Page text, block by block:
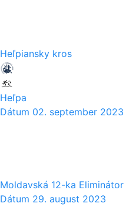
Heľpiansky kros
Heľpa
Dátum 02. september 2023
Moldavská 12-ka
Dátum 29. august 2023